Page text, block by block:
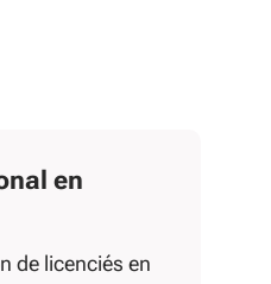
en
de licenciés en